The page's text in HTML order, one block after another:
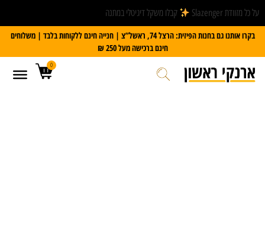
על כל מזוודת Slazenger
קבלו משקל דיגיטלי במתנה
בקרו אותנו גם בחנות הפיזית: הרצל 74, ראשל”צ | חנייה חינם ללקוחות בלבד | משלוחים
חינם ברכישה מעל 250 ₪
0